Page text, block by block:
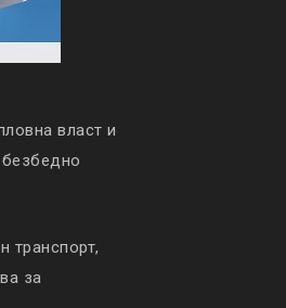
власт и
безбедно
транспорт,
за